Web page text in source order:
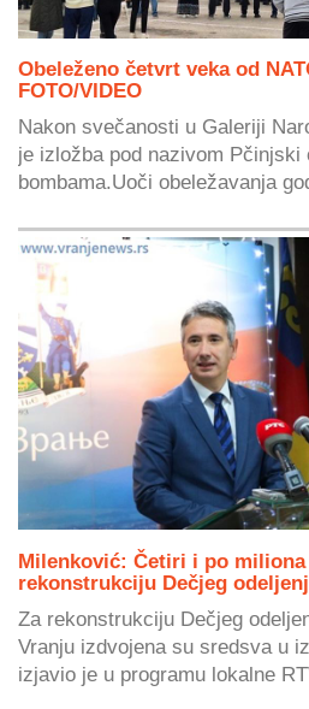
Obeleženo četvrt veka od
FOTO/VIDEO
Nakon svečanosti u Galeriji
je izložba pod nazivom Pčinjski
bombama.Uoči obeležavanja
Milenković: Četiri i po miliona
rekonstrukciju Dečjeg
Za rekonstrukciju Dečjeg
Vranju izdvojena su sredsva u
izjavio je u programu lokalne